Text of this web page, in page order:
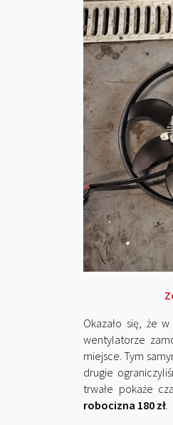
Okazało się, że
wentylatorze
miejsce. Tym
drugie
trwałe pokaże
robocizna 180 zł.